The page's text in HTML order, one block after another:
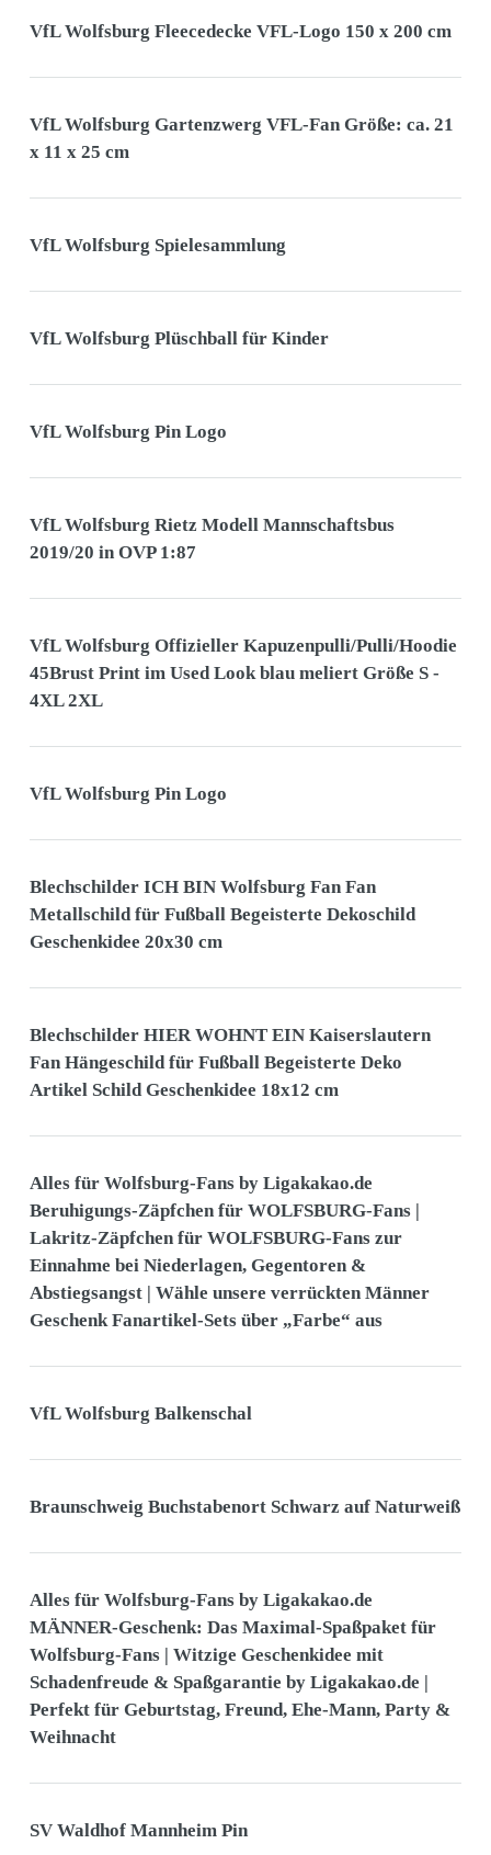
VfL Wolfsburg Fleecedecke VFL-Logo 150 x 200 cm
VfL Wolfsburg Gartenzwerg VFL-Fan Größe: ca. 21
x 11 x 25 cm
VfL Wolfsburg Spielesammlung
VfL Wolfsburg Plüschball für Kinder
VfL Wolfsburg Pin Logo
VfL Wolfsburg Rietz Modell Mannschaftsbus
2019/20 in OVP 1:87
VfL Wolfsburg Offizieller Kapuzenpulli/Pulli/Hoodie
45Brust Print im Used Look blau meliert Größe S -
4XL 2XL
VfL Wolfsburg Pin Logo
Blechschilder ICH BIN Wolfsburg Fan Fan
Metallschild für Fußball Begeisterte Dekoschild
Geschenkidee 20x30 cm
Blechschilder HIER WOHNT EIN Kaiserslautern
Fan Hängeschild für Fußball Begeisterte Deko
Artikel Schild Geschenkidee 18x12 cm
Alles für Wolfsburg-Fans by Ligakakao.de
Beruhigungs-Zäpfchen für WOLFSBURG-Fans |
Lakritz-Zäpfchen für WOLFSBURG-Fans zur
Einnahme bei Niederlagen, Gegentoren &
Abstiegsangst | Wähle unsere verrückten Männer
Geschenk Fanartikel-Sets über „Farbe“ aus
VfL Wolfsburg Balkenschal
Braunschweig Buchstabenort Schwarz auf Naturweiß
Alles für Wolfsburg-Fans by Ligakakao.de
MÄNNER-Geschenk: Das Maximal-Spaßpaket für
Wolfsburg-Fans | Witzige Geschenkidee mit
Schadenfreude & Spaßgarantie by Ligakakao.de |
Perfekt für Geburtstag, Freund, Ehe-Mann, Party &
Weihnacht
SV Waldhof Mannheim Pin